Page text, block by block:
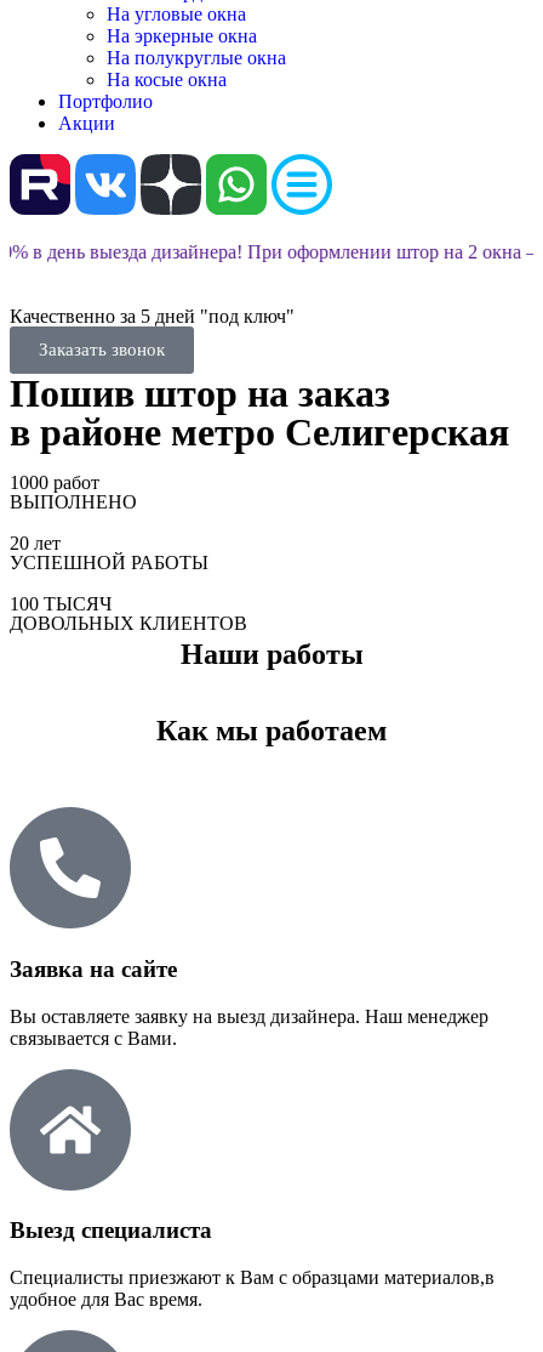
На угловые окна
На эркерные окна
На полукруглые окна
На косые окна
Портфолио
Акции
в день выезда дизайнера! При оформлении штор на 2 окна
Качественно за 5 дней "под ключ"
Заказать звонок
Пошив штор на заказ
в районе метро Селигерская
1000 работ
ВЫПОЛНЕНО
20 лет
УСПЕШНОЙ РАБОТЫ
100 ТЫСЯЧ
ДОВОЛЬНЫХ КЛИЕНТОВ
Наши работы
Как мы работаем
Заявка на сайте
Вы оставляете заявку на выезд дизайнера. Наш менеджер
связывается с Вами.
Выезд специалиста
Специалисты приезжают к Вам с образцами материалов,в
удобное для Вас время.